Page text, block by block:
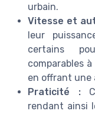
urbain.
Vitesse et
leur
certains
comparables
en offrant une
Praticité :
rendant ainsi